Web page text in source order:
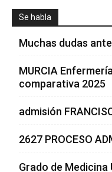
Se habla
Muchas dudas
MURCIA
comparativa 2025
admisión
2627 PROCESO
Grado de Medicina